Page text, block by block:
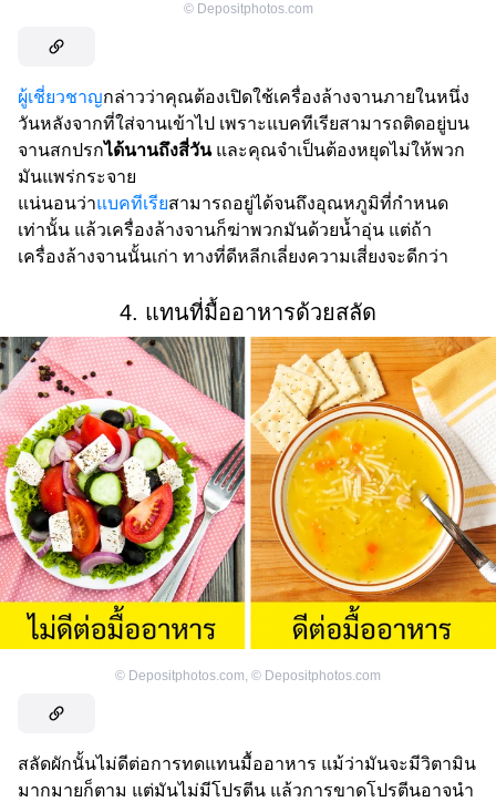
© Depositphotos.com
ผู้เชี่ยวชาญกล่าวว่าคุณต้องเปิดใช้เครื่องล้างจานภายในหนึ่ง
วันหลังจากที่ใส่จานเข้าไป เพราะแบคทีเรียสามารถติดอยู่บน
จานสกปรกได้นานถึงสี่วัน และคุณจำเป็นต้องหยุดไม่ให้พวก
มันแพร่กระจาย
แน่นอนว่าแบคทีเรียสามารถอยู่ได้จนถึงอุณหภูมิที่กำหนด
เท่านั้น แล้วเครื่องล้างจานก็ฆ่าพวกมันด้วยน้ำอุ่น แต่ถ้า
เครื่องล้างจานนั้นเก่า ทางที่ดีหลีกเลี่ยงความเสี่ยงจะดีกว่า
4. แทนที่มื้ออาหารด้วยสลัด
© Depositphotos.com, © Depositphotos.com
สลัดผักนั้นไม่ดีต่อการทดแทนมื้ออาหาร แม้ว่ามันจะมีวิตามิน
มากมายก็ตาม แต่มันไม่มีโปรตีน แล้วการขาดโปรตีนอาจนำ